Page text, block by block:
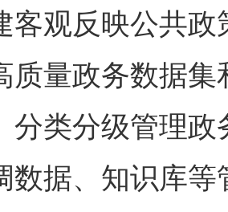
客观反映公共
质量政务数据
分类分级管理
数据、知识库